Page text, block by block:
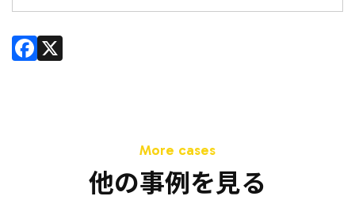
Facebook
他の事例を見る